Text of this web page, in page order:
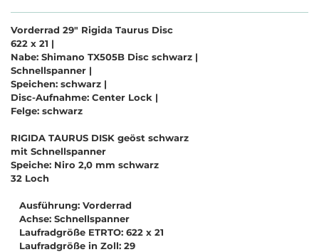
Vorderrad 29" Rigida Taurus Disc
622 x 21 |
Nabe: Shimano TX505B Disc schwarz |
Schnellspanner |
Speichen: schwarz |
Disc-Aufnahme: Center Lock |
Felge: schwarz
RIGIDA TAURUS DISK geöst schwarz
mit Schnellspanner
Speiche: Niro 2,0 mm schwarz
32 Loch
Ausführung: Vorderrad
Achse: Schnellspanner
Laufradgröße ETRTO: 622 x 21
Laufradgröße in Zoll: 29